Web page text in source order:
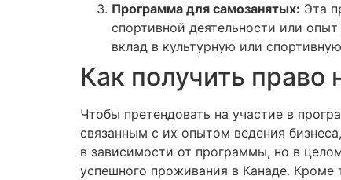
Программа для самозанятых: Эта
спортивной деятельности или
вклад в культурную или
Как получить
Чтобы претендовать на участие в
связанным с их опытом ведения
в зависимости от программы, но в
успешного проживания в Канаде.